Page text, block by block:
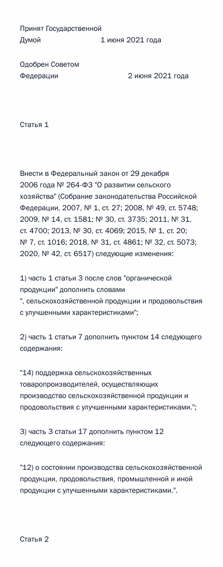
Принят Государственной
Думой 1 июня 2021 года
Одобрен Советом
Федерации 2 июня 2021 года
Статья 1
Внести в Федеральный закон от 29 декабря
2006 года № 264-ФЗ "О развитии сельского
хозяйства" (Собрание законодательства Российской
Федерации, 2007, № 1, ст. 27; 2008, № 49, ст. 5748;
2009, № 14, ст. 1581; № 30, ст. 3735; 2011, № 31,
ст. 4700; 2013, № 30, ст. 4069; 2015, № 1, ст. 20;
№ 7, ст. 1016; 2018, № 31, ст. 4861; № 32, ст. 5073;
2020, № 42, ст. 6517) следующие изменения:
1) часть 1 статьи 3 после слов "органической
продукции" дополнить словами
", сельскохозяйственной продукции и продовольствия
с улучшенными характеристиками";
2) часть 1 статьи 7 дополнить пунктом 14 следующего
содержания:
"14) поддержка сельскохозяйственных
товаропроизводителей, осуществляющих
производство сельскохозяйственной продукции и
продовольствия с улучшенными характеристиками.";
3) часть 3 статьи 17 дополнить пунктом 12
следующего содержания:
"12) о состоянии производства сельскохозяйственной
продукции, продовольствия, промышленной и иной
продукции с улучшенными характеристиками.".
Статья 2